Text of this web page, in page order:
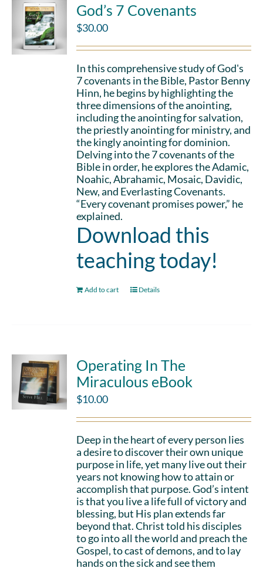
God’s 7 Covenants
$30.00
In this comprehensive study of God's
7 covenants in the Bible, Pastor Benny
Hinn, he begins by highlighting the
three dimensions of the anointing,
including the anointing for salvation,
the priestly anointing for ministry, and
the kingly anointing for dominion.
Delving into the 7 covenants of the
Bible in order, he explores the Adamic,
Noahic, Abrahamic, Mosaic, Davidic,
New, and Everlasting Covenants.
“Every covenant promises power,” he
explained.
Download this
teaching today!
Add to cart Details
Operating In The
Miraculous eBook
$10.00
Deep in the heart of every person lies
a desire to discover their own unique
purpose in life, yet many live out their
years not knowing how to attain or
accomplish that purpose. God’s intent
is that you live a life full of victory and
blessing, but His plan extends far
beyond that. Christ told his disciples
to go into all the world and preach the
Gospel, to cast of demons, and to lay
hands on the sick and see them